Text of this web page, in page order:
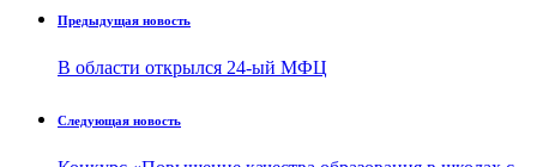
Предыдущая новость
В области открылся 24-ый МФЦ
Следующая новость